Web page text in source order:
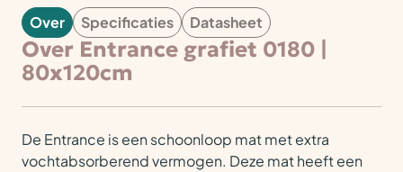
VLOERTOEBEHOREN
Over Specificaties Datasheet
Over Entrance grafiet 0180 |
80x120cm
De Entrance is een schoonloop mat met extra
vochtabsorberend vermogen. Deze mat heeft een